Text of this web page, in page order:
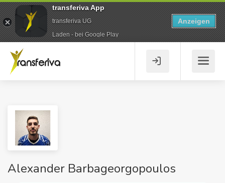
Alexander Barbageorgopoulos
transferiva App
transferiva UG
Laden - bei Google Play
Anzeigen